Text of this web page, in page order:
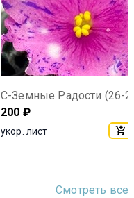
С-Земные Радости (26-
200 ₽
укор. лист
Смотреть все